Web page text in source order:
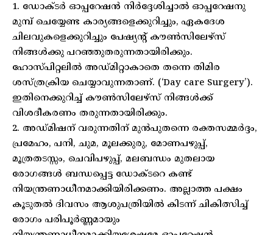
1. ഡോക്ടര്‍ ഓപ്പറേഷന്‍ നിര്‍ദ്ദേശിച്ചാല്‍ ഓപ്പറേഷനു
മുമ്പ് ചെയ്യേണ്ട കാര്യങ്ങളെക്കുറിച്ചും, ഏകദേശ
ചിലവുകളെക്കുറിച്ചും പേഷ്യന്റ് കൗണ്‍സിലേഴ്സ്
നിങ്ങള്‍ക്കു പറഞ്ഞുതരുന്നതായിരിക്കും.
ഹോസ്പിറ്റലില്‍ അഡ്മിറ്റാകാതെ തന്നെ തിമിര
ശസ്ത്രക്രിയ ചെയ്യാവുന്നതാണ്. (‘Day care Surgery’).
ഇതിനെക്കുറിച്ച് കൗണ്‍സിലേഴ്സ് നിങ്ങള്‍ക്ക്
വിശദീകരണം തരുന്നതായിരിക്കും.
2. അഡ്മിഷന് വരുന്നതിന് മുന്‍പുതന്നെ രക്തസമ്മര്‍ദ്ദം,
പ്രമേഹം, പനി, ചുമ, മൂലക്കുരു, മോണപഴുപ്പ്,
മൂത്രതടസ്സം, ചെവിപഴുപ്പ്, മലബന്ധം മുതലായ
രോഗങ്ങള്‍ ബന്ധപ്പെട്ട ഡോക്ടറെ കണ്ട്
നിയന്ത്രണാധീനമാക്കിയിരിക്കണം. അല്ലാത്ത പക്ഷം
കൂടുതല്‍ ദിവസം ആശുപത്രിയില്‍ കിടന്ന് ചികിത്സിച്ച്
രോഗം പരിപൂര്‍ണ്ണമായും